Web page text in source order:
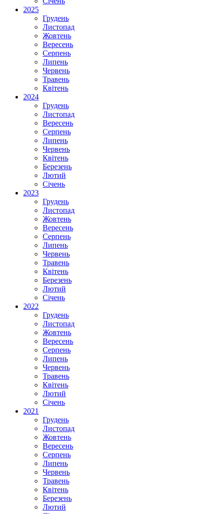
2025
Грудень
Листопад
Жовтень
Вересень
Серпень
Липень
Червень
Травень
Квітень
2024
Грудень
Листопад
Вересень
Серпень
Липень
Червень
Квітень
Березень
Лютий
Січень
2023
Грудень
Листопад
Жовтень
Вересень
Серпень
Липень
Червень
Травень
Квітень
Березень
Лютий
Січень
2022
Грудень
Листопад
Жовтень
Вересень
Серпень
Липень
Червень
Травень
Квітень
Лютий
Січень
2021
Грудень
Листопад
Жовтень
Вересень
Серпень
Липень
Червень
Травень
Квітень
Березень
Лютий